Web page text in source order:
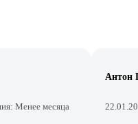
Менее месяца
Антон